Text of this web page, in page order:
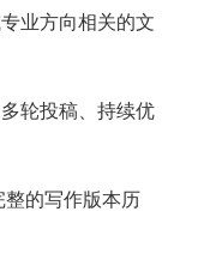
业方向相关的文
轮投稿、持续优
的写作版本历